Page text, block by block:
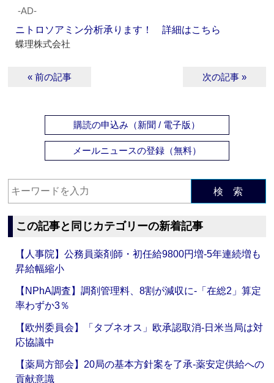
‐AD‐
ニトロソアミン分析承ります！ 詳細はこちら
蝶理株式会社
« 前の記事 次の記事 »
購読の申込み（新聞 / 電子版）
メールニュースの登録（無料）
検 索
この記事と同じカテゴリーの新着記事
【人事院】公務員薬剤師・初任給9800円増‐5年連続増も
昇給幅縮小
【NPhA調査】調剤管理料、8割が減収に‐「在総2」算定
率わずか3％
【欧州委員会】「タブネオス」欧承認取消‐日米当局は対
応協議中
【薬局方部会】20局の基本方針案を了承‐薬安定供給への
貢献意識